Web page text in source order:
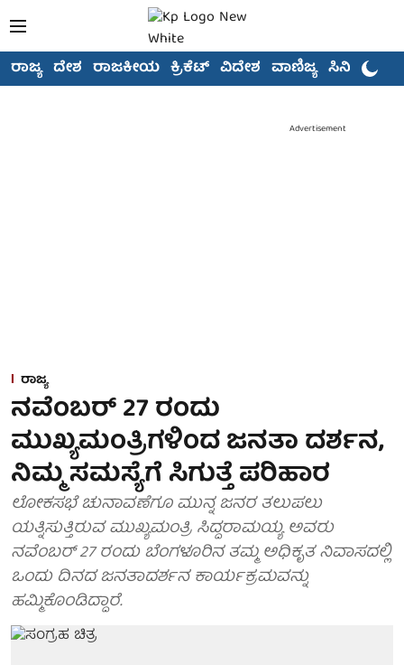
ರಾಜ್ಯ ದೇಶ ರಾಜಕೀಯ ಕ್ರಿಕೆಟ್ ವಿದೇಶ ವಾಣಿಜ್ಯ ಸಿನಿಮಾ
Advertisement
ರಾಜ್ಯ
ನವೆಂಬರ್ 27 ರಂದು
ಮುಖ್ಯಮಂತ್ರಿಗಳಿಂದ ಜನತಾ ದರ್ಶನ,
ನಿಮ್ಮ ಸಮಸ್ಯೆಗೆ ಸಿಗುತ್ತೆ ಪರಿಹಾರ
ಲೋಕಸಭೆ ಚುನಾವಣೆಗೂ ಮುನ್ನ ಜನರ ತಲುಪಲು
ಯತ್ನಿಸುತ್ತಿರುವ ಮುಖ್ಯಮಂತ್ರಿ ಸಿದ್ದರಾಮಯ್ಯ ಅವರು
ನವೆಂಬರ್ 27 ರಂದು ಬೆಂಗಳೂರಿನ ತಮ್ಮ ಅಧಿಕೃತ ನಿವಾಸದಲ್ಲಿ
ಒಂದು ದಿನದ ಜನತಾದರ್ಶನ ಕಾರ್ಯಕ್ರಮವನ್ನು
ಹಮ್ಮಿಕೊಂಡಿದ್ದಾರೆ.